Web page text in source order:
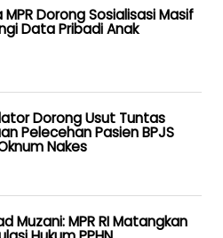
MPR Dorong Sosialisasi Masif
Data Pribadi Anak
Dorong Usut Tuntas
Pelecehan Pasien BPJS
Nakes
Muzani: MPR RI Matangkan